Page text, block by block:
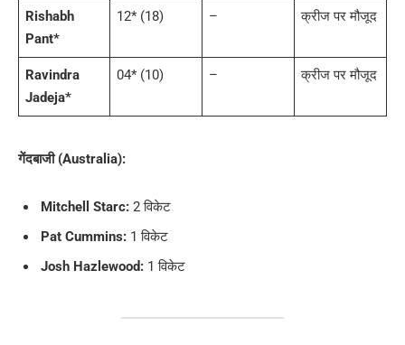
Rishabh
Pant*
12* (18) – क्रीज पर मौजूद
Ravindra
Jadeja*
04* (10) – क्रीज पर मौजूद
गेंदबाजी (Australia):
Mitchell Starc: 2 विकेट
Pat Cummins: 1 विकेट
Josh Hazlewood: 1 विकेट